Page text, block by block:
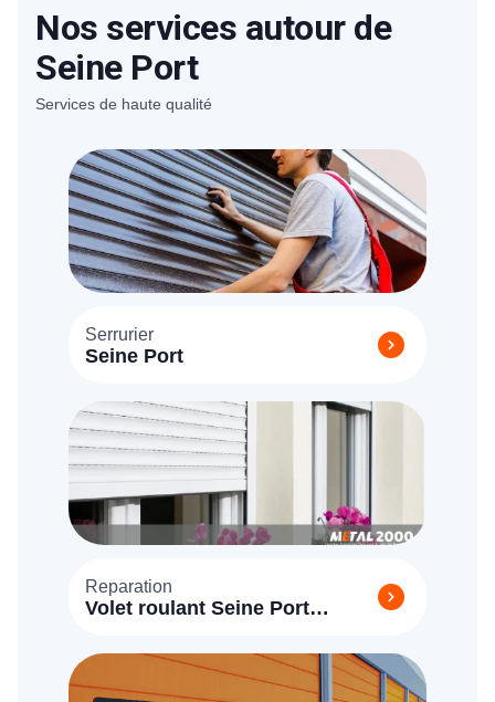
Nos services autour de
Seine Port
Services de haute qualité
Serrurier
Seine Port
Reparation
Volet roulant Seine Port